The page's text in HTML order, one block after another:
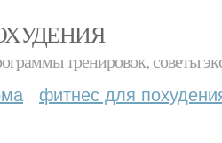
тренировок, советы
фитнес для